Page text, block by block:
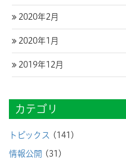
2020年2月
2020年1月
2019年12月
カテゴリ
トピックス (141)
情報公開 (31)